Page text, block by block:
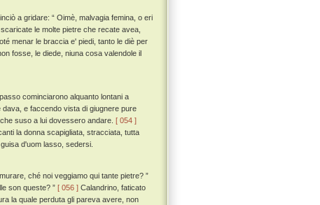
a gridare: “ Oimè, malvagia femina, o eri
le molte pietre che recate avea,
menar le braccia e' piedi, tanto le diè per
fosse, le diede, niuna cosa valendole il
cominciarono alquanto lontani a
dava, e faccendo vista di giugnere pure
suso a lui dovessero andare. [ 054 ]
la donna scapigliata, stracciata, tutta
d'uom lasso, sedersi.
ché noi veggiamo qui tante pietre? ”
son queste? ” [ 056 ] Calandrino, faticato
la quale perduta gli pareva avere, non